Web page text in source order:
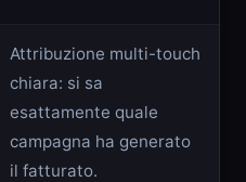
Attribuzione multi-touch
chiara: si sa
esattamente quale
campagna ha generato
il fatturato.